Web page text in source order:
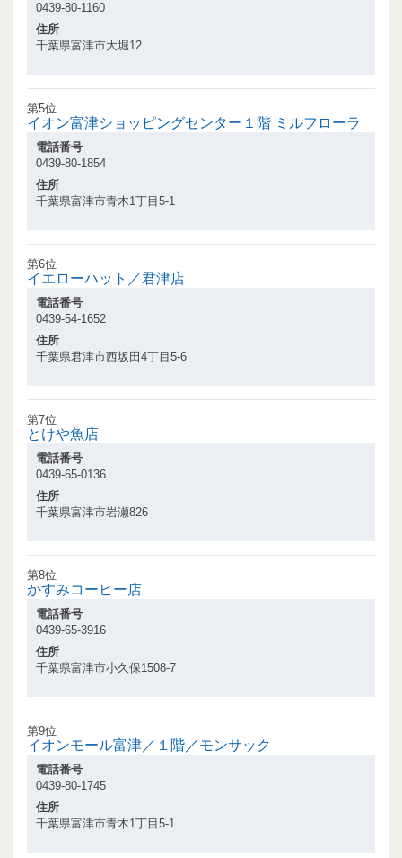
0439-80-1160
住所
千葉県富津市大堀12
第5位
イオン富津ショッピングセンター１階 ミルフローラ
電話番号
0439-80-1854
住所
千葉県富津市青木1丁目5-1
第6位
イエローハット／君津店
電話番号
0439-54-1652
住所
千葉県君津市西坂田4丁目5-6
第7位
とけや魚店
電話番号
0439-65-0136
住所
千葉県富津市岩瀬826
第8位
かすみコーヒー店
電話番号
0439-65-3916
住所
千葉県富津市小久保1508-7
第9位
イオンモール富津／１階／モンサック
電話番号
0439-80-1745
住所
千葉県富津市青木1丁目5-1